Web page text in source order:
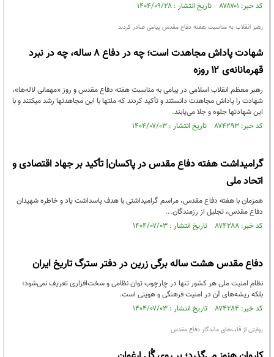
کد خبر: ۸۷۸۷۰۱ تاریخ انتشار : ۱۴۰۴/۰۹/۲۸
رهبر انقلاب به مناسبت هفته دفاع مقدس پیامی صادر کردند
شهادت پاداش مجاهدت است؛ چه در دفاع ۸ ساله، چه در نبرد
قهرمانانه‌ی ۱۲ روزه
رهبر معظم انقلاب اسلامی در پیامی به ‌مناسبت هفته دفاع مقدس و روز «مهمانی لاله‌ها»،
شهادت را پاداش مجاهدت دانستند و تأکید کردند که ملتها با این مجاهدتها رشد میکنند و با
این شهادتها جلوه و جلا می‌یابند.
کد خبر: ۸۷۴۲۹۳ تاریخ انتشار : ۱۴۰۴/۰۷/۰۳
گرامیداشت هفته دفاع مقدس در پاکسان| تأکید بر جهاد اقتصادی و
اتحاد ملی
همزمان با هفته دفاع مقدس، مراسم گرامیداشتی با هدف پاسداشت یاد و خاطره شهیدان
دفاع مقدس، تجلیل از رزمندگان...
کد خبر: ۸۷۴۲۸۸ تاریخ انتشار : ۱۴۰۴/۰۷/۰۳
دفاع مقدس هشت ساله برگی زرین در دفتر سترگ تاریخ ایران
نظام امنیت ملی هر کشور تنها در چارچوب توان نظامی و سخت‌افزاری تعریف نمی‌شود؛
بلکه ریشه‌های آن در امنیت فرهنگی و هویتی است.
کد خبر: ۸۷۴۲۸۴ تاریخ انتشار : ۱۴۰۴/۰۷/۰۳
روایتی از قاب‌های ماندگار دفاع مقدس